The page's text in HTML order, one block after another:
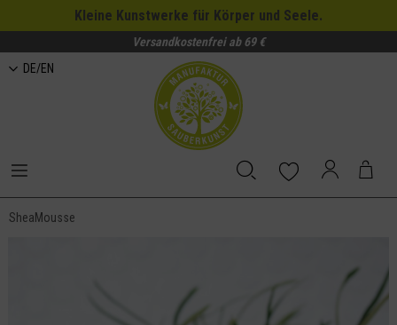
Kleine Kunstwerke für Körper und Seele.
Versandkostenfrei ab 69 €
DE/EN
SheaMousse